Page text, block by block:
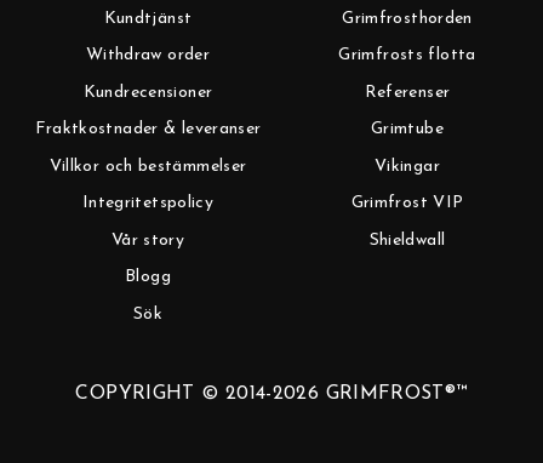
Kundtjänst
Withdraw order
Kundrecensioner
Fraktkostnader & leveranser
Villkor och bestämmelser
Integritetspolicy
Vår story
Blogg
Sök
Grimfrosthorden
Grimfrosts flotta
Referenser
Grimtube
Vikingar
Grimfrost VIP
Shieldwall
COPYRIGHT © 2014-2026 GRIMFROST®™